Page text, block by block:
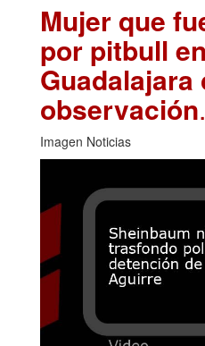
Mujer que
por pitbull en
observación
Imagen Noticias